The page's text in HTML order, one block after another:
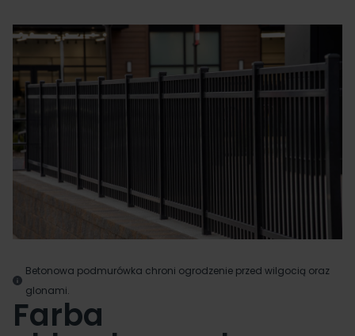
Betonowa podmurówka chroni ogrodzenie przed wilgocią oraz
glonami.
Farba